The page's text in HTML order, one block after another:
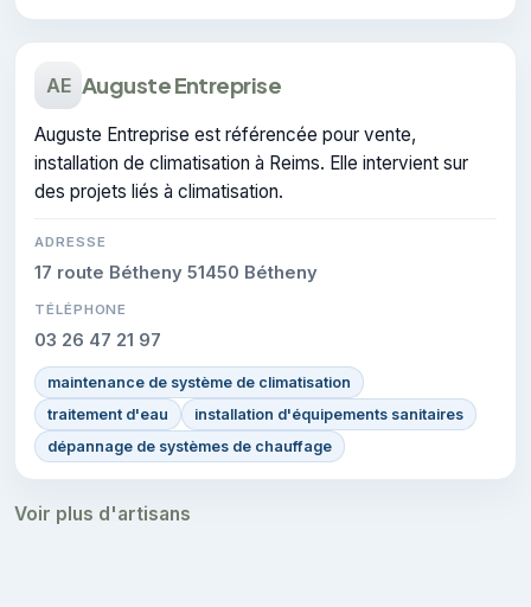
AE Auguste Entreprise
Auguste Entreprise est référencée pour vente,
installation de climatisation à Reims. Elle intervient sur
des projets liés à climatisation.
ADRESSE
17 route Bétheny 51450 Bétheny
TÉLÉPHONE
03 26 47 21 97
maintenance de système de climatisation
traitement d'eau
installation d'équipements sanitaires
dépannage de systèmes de chauffage
Voir plus d'artisans